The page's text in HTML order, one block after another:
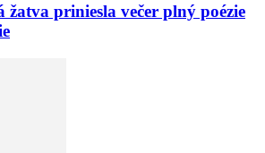
priniesla večer plný poézie